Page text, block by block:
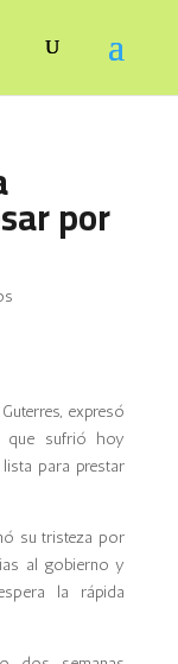
por
expresó
que sufrió hoy
para prestar
su tristeza por
al gobierno y
la rápida